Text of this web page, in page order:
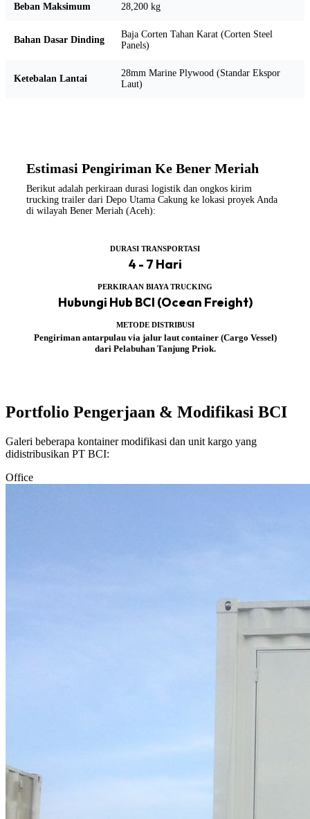
Beban Maksimum 28,200 kg
Bahan Dasar Dinding
Baja Corten Tahan Karat (Corten Steel
Panels)
Ketebalan Lantai
28mm Marine Plywood (Standar Ekspor
Laut)
Estimasi Pengiriman Ke Bener Meriah
Berikut adalah perkiraan durasi logistik dan ongkos kirim
trucking trailer dari Depo Utama Cakung ke lokasi proyek Anda
di wilayah Bener Meriah (Aceh):
DURASI TRANSPORTASI
4 - 7 Hari
PERKIRAAN BIAYA TRUCKING
Hubungi Hub BCI (Ocean Freight)
METODE DISTRIBUSI
Pengiriman antarpulau via jalur laut container (Cargo Vessel)
dari Pelabuhan Tanjung Priok.
Portfolio Pengerjaan & Modifikasi BCI
Galeri beberapa kontainer modifikasi dan unit kargo yang
didistribusikan PT BCI:
Office